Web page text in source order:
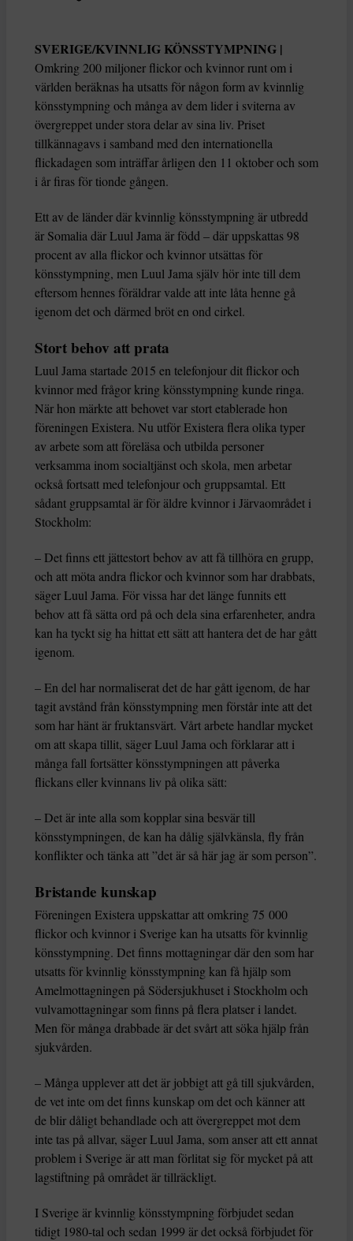
SVERIGE/KVINNLIG KÖNSSTYMPNING |
Omkring 200 miljoner flickor och kvinnor runt om i
världen beräknas ha utsatts för någon form av kvinnlig
könsstympning och många av dem lider i sviterna av
övergreppet under stora delar av sina liv. Priset
tillkännagavs i samband med den internationella
flickadagen som inträffar årligen den 11 oktober och som
i år firas för tionde gången.
Ett av de länder där kvinnlig könsstympning är utbredd
är Somalia där Luul Jama är född – där uppskattas 98
procent av alla flickor och kvinnor utsättas för
könsstympning, men Luul Jama själv hör inte till dem
eftersom hennes föräldrar valde att inte låta henne gå
igenom det och därmed bröt en ond cirkel.
Stort behov att prata
Luul Jama startade 2015 en telefonjour dit flickor och
kvinnor med frågor kring könsstympning kunde ringa.
När hon märkte att behovet var stort etablerade hon
föreningen Existera. Nu utför Existera flera olika typer
av arbete som att föreläsa och utbilda personer
verksamma inom socialtjänst och skola, men arbetar
också fortsatt med telefonjour och gruppsamtal. Ett
sådant gruppsamtal är för äldre kvinnor i Järvaområdet i
Stockholm:
– Det finns ett jättestort behov av att få tillhöra en grupp,
och att möta andra flickor och kvinnor som har drabbats,
säger Luul Jama. För vissa har det länge funnits ett
behov att få sätta ord på och dela sina erfarenheter, andra
kan ha tyckt sig ha hittat ett sätt att hantera det de har gått
igenom.
– En del har normaliserat det de har gått igenom, de har
tagit avstånd från könsstympning men förstår inte att det
som har hänt är fruktansvärt. Vårt arbete handlar mycket
om att skapa tillit, säger Luul Jama och förklarar att i
många fall fortsätter könsstympningen att påverka
flickans eller kvinnans liv på olika sätt:
– Det är inte alla som kopplar sina besvär till
könsstympningen, de kan ha dålig självkänsla, fly från
konflikter och tänka att ”det är så här jag är som person”.
Bristande kunskap
Föreningen Existera uppskattar att omkring 75 000
flickor och kvinnor i Sverige kan ha utsatts för kvinnlig
könsstympning. Det finns mottagningar där den som har
utsatts för kvinnlig könsstympning kan få hjälp som
Amelmottagningen på Södersjukhuset i Stockholm och
vulvamottagningar som finns på flera platser i landet.
Men för många drabbade är det svårt att söka hjälp från
sjukvården.
– Många upplever att det är jobbigt att gå till sjukvården,
de vet inte om det finns kunskap om det och känner att
de blir dåligt behandlade och att övergreppet mot dem
inte tas på allvar, säger Luul Jama, som anser att ett annat
problem i Sverige är att man förlitat sig för mycket på att
lagstiftning på området är tillräckligt.
I Sverige är kvinnlig könsstympning förbjudet sedan
tidigt 1980-tal och sedan 1999 är det också förbjudet för